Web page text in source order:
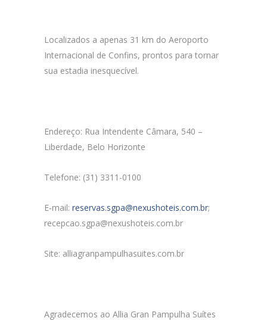
Localizados a apenas 31 km do Aeroporto
Internacional de Confins, prontos para tornar
sua estadia inesquecível.
Endereço: Rua Intendente Câmara, 540 –
Liberdade, Belo Horizonte
Telefone: (31) 3311-0100
E-mail: reservas.sgpa@nexushoteis.com.br;
recepcao.sgpa@nexushoteis.com.br
Site: alliagranpampulhasuites.com.br
Agradecemos ao Allia Gran Pampulha Suítes